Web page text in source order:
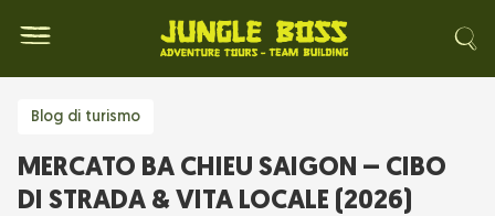
Blog di turismo
MERCATO BA CHIEU SAIGON – CIBO
DI STRADA & VITA LOCALE (2026)